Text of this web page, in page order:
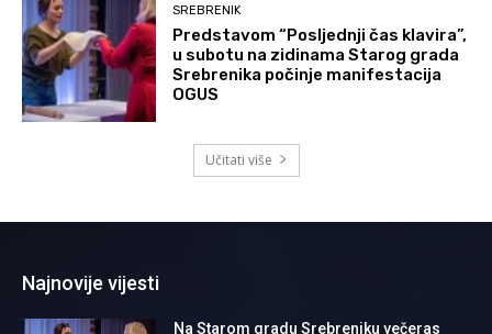
SREBRENIK
Predstavom “Posljednji čas klavira”,
u subotu na zidinama Starog grada
Srebrenika počinje manifestacija
OGUS
Učitati više
Najnovije vijesti
Na Starom gradu Srebreniku večeras